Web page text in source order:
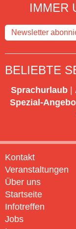
IMMER
Newsletter
BELIEBTE
Sprachurlaub |
Spezial-
Kontakt
Veranstaltungen
Über uns
Startseite
Infotreffen
Jobs